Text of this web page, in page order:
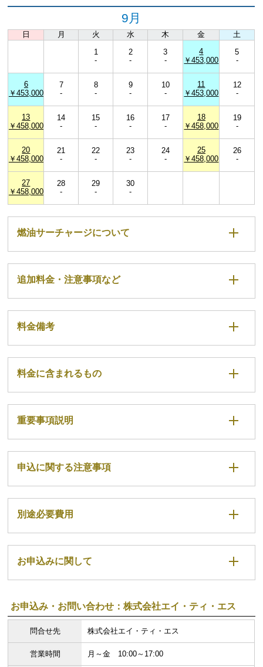
9月
日 月 火 水 木 金 土
1
-
2
-
3
-
4
￥453,000
5
-
6
￥453,000
7
-
8
-
9
-
10
-
11
￥453,000
12
-
13
￥458,000
14
-
15
-
16
-
17
-
18
￥458,000
19
-
20
￥458,000
21
-
22
-
23
-
24
-
25
￥458,000
26
-
27
￥458,000
28
-
29
-
30
-
燃油サーチャージについて
追加料金・注意事項など
料金備考
料金に含まれるもの
重要事項説明
申込に関する注意事項
別途必要費用
お申込みに関して
お申込み・お問い合わせ：株式会社エイ・ティ・エス
問合せ先 株式会社エイ・ティ・エス
営業時間 月～金 10:00～17:00